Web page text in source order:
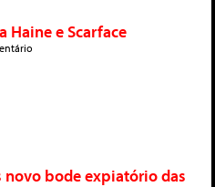
Haine e Scarface
novo bode expiatório das